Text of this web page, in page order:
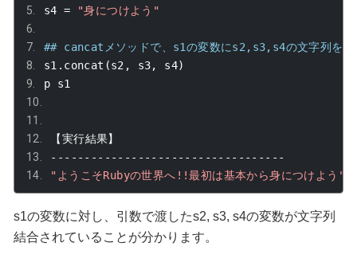
s4 = "身につけよう"
## cancatメソッドで、s1の変数にs2,s3,s4の文字列を結
s1 . concat (s2 , s3, s4)
p s1
【実行結果】
-----------------------------------
"ようこそRubyの世界へ!!最初は基本から身につけよう"
s1の変数に対し、引数で渡したs2, s3, s4の変数が文字列
結合されていることが分かります。